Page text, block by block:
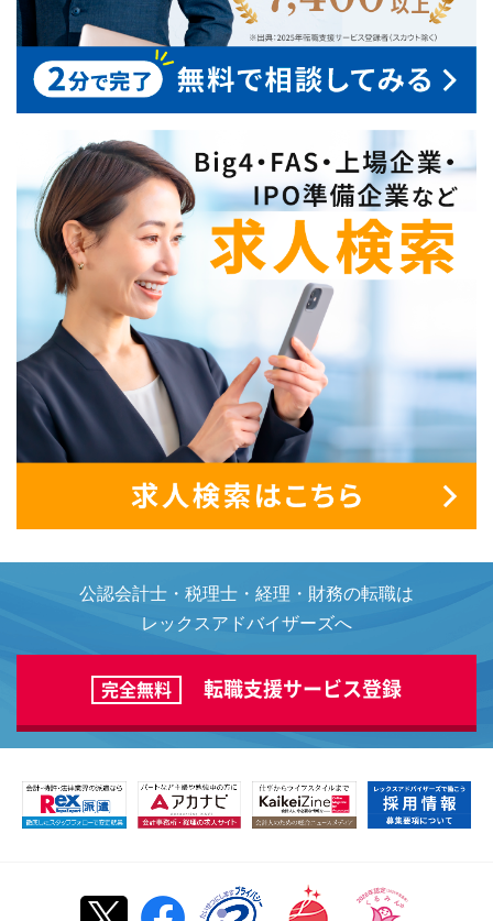
公認会計士・税理士・経理・財務の転職は
レックスアドバイザーズへ
完全無料 転職支援サービス登録